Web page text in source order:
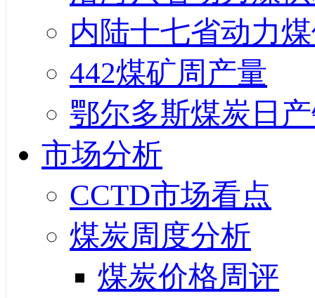
内陆十七省动力
442煤矿周产量
鄂尔多斯煤炭日
市场分析
CCTD市场看点
煤炭周度分析
煤炭价格周评